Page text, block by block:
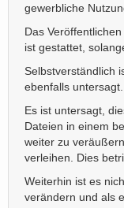
gewerbliche
Das
ist gestattet,
Selbstverständlich
ebenfalls untersagt.
Es ist untersagt,
Dateien in einem
weiter zu
verleihen. Dies
Weiterhin ist es
verändern und als